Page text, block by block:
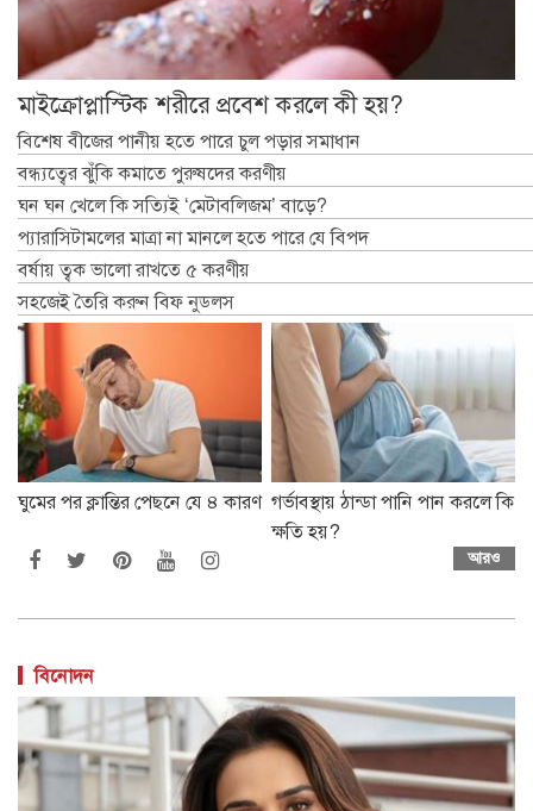
মাইক্রোপ্লাস্টিক শরীরে প্রবেশ করলে কী হয়?
বিশেষ বীজের পানীয় হতে পারে চুল পড়ার সমাধান
বন্ধ্যত্বের ঝুঁকি কমাতে পুরুষদের করণীয়
ঘন ঘন খেলে কি সত্যিই ‘মেটাবলিজম’ বাড়ে?
প্যারাসিটামলের মাত্রা না মানলে হতে পারে যে বিপদ
বর্ষায় ত্বক ভালো রাখতে ৫ করণীয়
সহজেই তৈরি করুন বিফ নুডলস
ঘুমের পর ক্লান্তির পেছনে যে ৪ কারণ গর্ভাবস্থায় ঠান্ডা পানি পান করলে কি
ক্ষতি হয়?
আরও
বিনোদন